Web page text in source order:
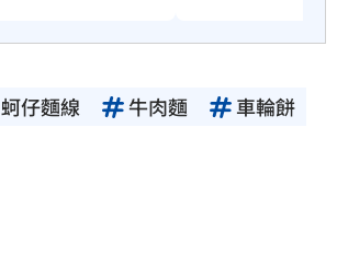
蚵仔麵線 牛肉麵
車輪餅